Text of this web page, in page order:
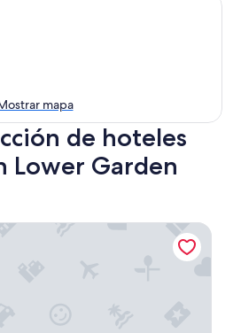
mapa
de hoteles
Lower Garden